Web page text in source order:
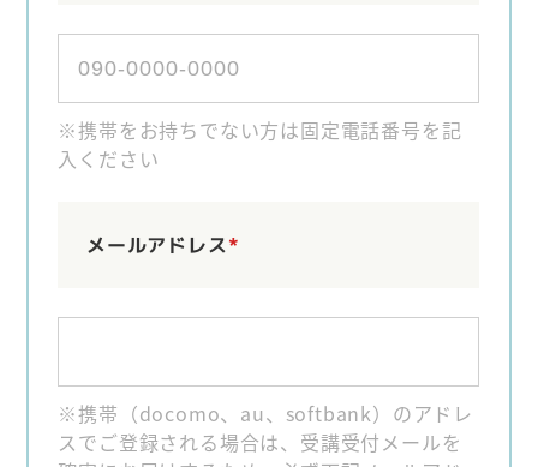
※携帯をお持ちでない方は固定電話番号を記
入ください
メールアドレス*
※携帯（docomo、au、softbank）のアドレ
スでご登録される場合は、受講受付メールを